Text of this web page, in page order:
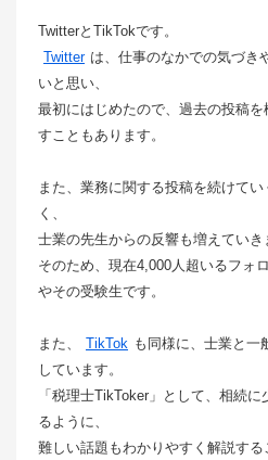
TwitterとTikTokです。
Twitter は、仕事のなかでの気づき
いと思い、
最初にはじめたので、過去の投稿
すこともあります。
また、業務に関する投稿を続けて
く、
士業の先生からの反響も増えていき
そのため、現在4,000人超いるフォ
やその受験生です。
また、 TikTok も同様に、士業と一
しています。
「税理士TikToker」として、相続
るように、
難しい話題もわかりやすく解説する